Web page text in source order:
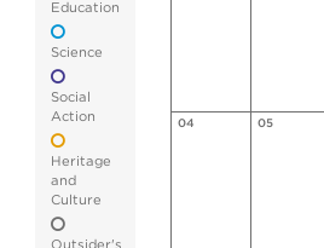
Education
Science
Social
Action
Heritage
and
Culture
Outsider's
04 05